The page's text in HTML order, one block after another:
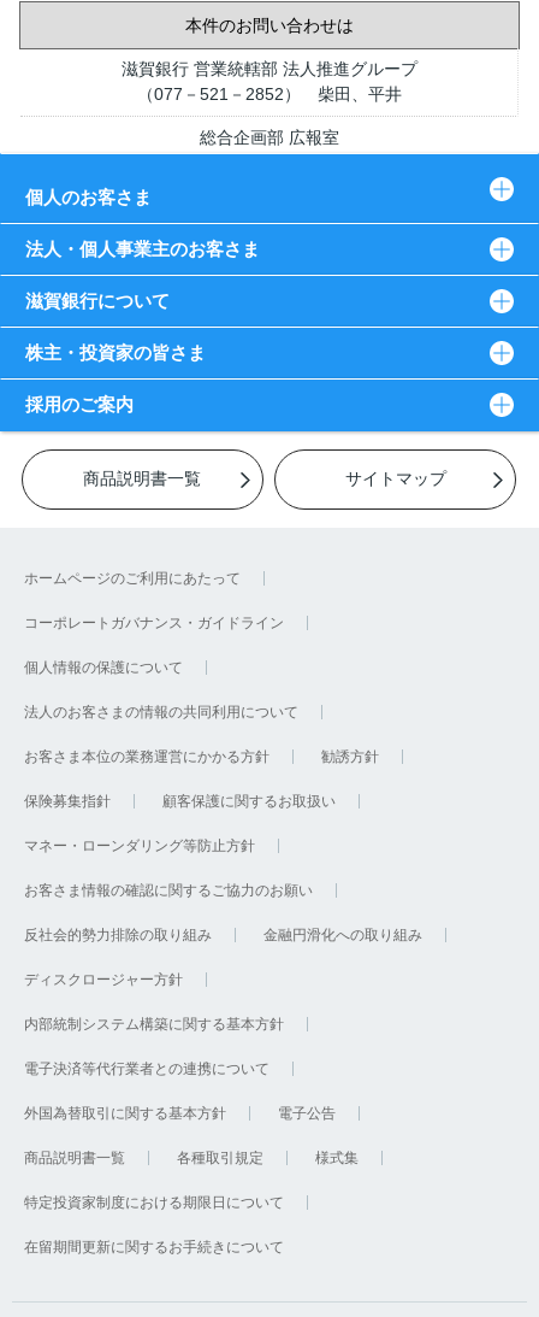
本件のお問い合わせは
滋賀銀行 営業統轄部 法人推進グループ
（077－521－2852） 柴田、平井
総合企画部 広報室
個人のお客さま
法人・個人事業主のお客さま
滋賀銀行について
株主・投資家の皆さま
採用のご案内
商品説明書一覧 サイトマップ
ホームページのご利用にあたって
コーポレートガバナンス・ガイドライン
個人情報の保護について
法人のお客さまの情報の共同利用について
お客さま本位の業務運営にかかる方針 勧誘方針
保険募集指針 顧客保護に関するお取扱い
マネー・ローンダリング等防止方針
お客さま情報の確認に関するご協力のお願い
反社会的勢力排除の取り組み 金融円滑化への取り組み
ディスクロージャー方針
内部統制システム構築に関する基本方針
電子決済等代行業者との連携について
外国為替取引に関する基本方針 電子公告
商品説明書一覧 各種取引規定 様式集
特定投資家制度における期限日について
在留期間更新に関するお手続きについて